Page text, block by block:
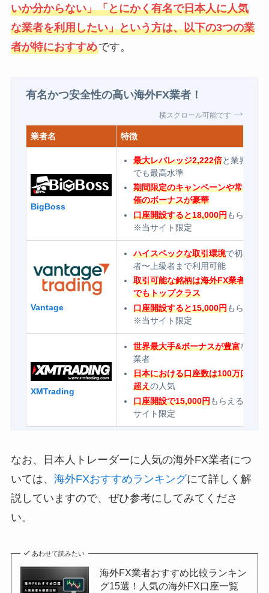
いか分からない」「とにかく有名で日本人に人気
な業者を利用したい」という方は、以下の3つの業
者が特におすすめです。
有名かつ安全性の高い海外FX業者！
横スクロール可能です
業者名 特徴
BigBoss
最大レバレッジ2,222倍と業界内
でも最高水準
期間限定のキャンペーンや常時開
催のボーナスが豪華
口座開設すると18,000円もらえる
※当サイト限定
Vantage
ハイスペックな取引環境で初心
者〜上級者まで利用可能
取引可能な銘柄は海外FX業者の中
でもトップクラス
口座開設すると15,000円もらえる
※当サイト限定
XMTrading
世界最大手&ボーナスが豊富なFX
業者
日本における口座数は100万口座
超えの人気
口座開設で15,000円もらえる※当
サイト限定
なお、日本人トレーダーに人気の海外FX業者につ
いては、 海外FXおすすめランキングにて詳しく解
説していますので、ぜひ参考にしてみてくださ
い。
あわせて読みたい
海外FX業者おすすめ比較ランキン
グ15選！人気の海外FX口座一覧